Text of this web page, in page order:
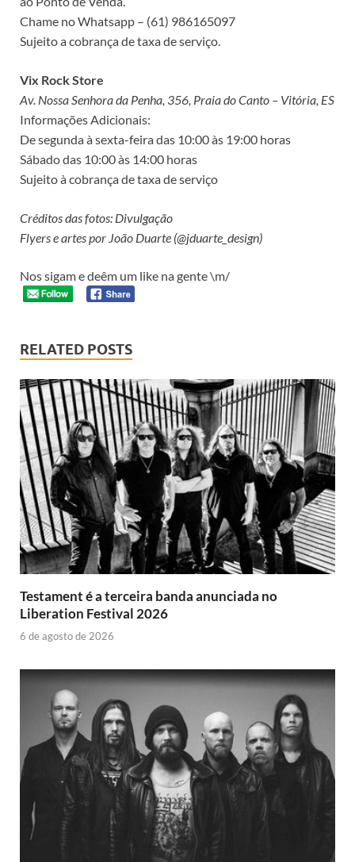
Chame no Whatsapp – (61) 986165097
Sujeito a cobrança de taxa de serviço.
Vix Rock Store
Av. Nossa Senhora da Penha, 356, Praia do Canto – Vitória, ES
Informações Adicionais:
De segunda à sexta-feira das 10:00 às 19:00 horas
Sábado das 10:00 às 14:00 horas
Sujeito à cobrança de taxa de serviço
Créditos das fotos: Divulgação
Flyers e artes por João Duarte (@jduarte_design)
Nos sigam e deêm um like na gente \m/
RELATED POSTS
Testament é a terceira banda anunciada no
Liberation Festival 2026
6 de agosto de 2026